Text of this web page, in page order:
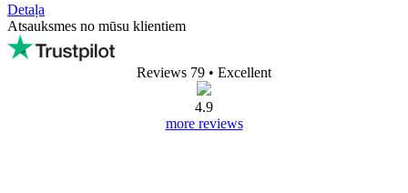
Detaļa
Atsauksmes no mūsu klientiem
Reviews 79 • Excellent
4.9
more reviews